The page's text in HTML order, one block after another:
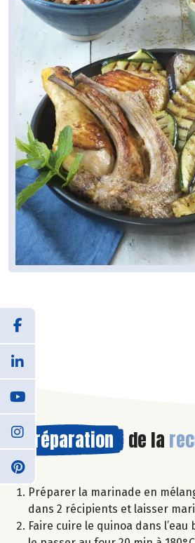
Préparation de la
Préparer la marinade en
dans 2 récipients et laisser
Faire cuire le quinoa dans